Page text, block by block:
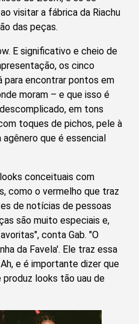
visitar a fábrica da Riachu
das peças.
E significativo e cheio de
os cinco
para encontrar pontos em
moram – e que isso é
em tons
toques de pichos, pele à
agênero que é essencial
conceituais com
como o vermelho que traz
de notícias de pessoas
são muito especiais e,
conta Gab. "O
da Favela'. Ele traz essa
e é importante dizer que
produz looks tão uau de